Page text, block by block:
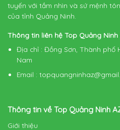
tuyến với tầm nhìn và sứ mệnh
của tỉnh Quảng Ninh.
Thông tin liên hệ Top Quảng Ninh
Địa chỉ : Đồng Sơn, Thành phố
Nam
Email :
Thông tin về Top Quảng Ninh
Giới thiệu